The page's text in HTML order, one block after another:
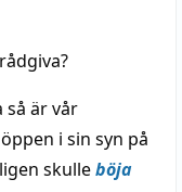
så är vår
i sin syn på
skulleböja